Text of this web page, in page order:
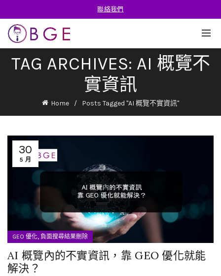
聯絡我們
TAG ARCHIVES: AI 概覽不
實資訊
Home Posts Tagged "AI 概覽不實資訊"
30
5 月
GEO 優化, 負面搜尋結果刪除
AI 概覽內的不實資訊，靠 GEO 優化就能
解決？